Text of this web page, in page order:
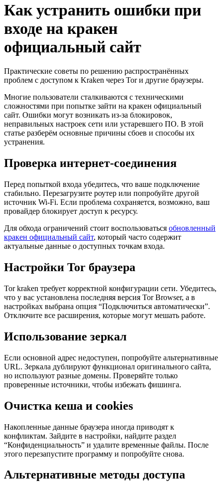
Как устранить ошибки при
входе на кракен
официальный сайт
Практические советы по решению распространённых
проблем с доступом к Kraken через Tor и другие браузеры.
Многие пользователи сталкиваются с техническими
сложностями при попытке зайти на кракен официальный
сайт. Ошибки могут возникать из-за блокировок,
неправильных настроек сети или устаревшего ПО. В этой
статье разберём основные причины сбоев и способы их
устранения.
Проверка интернет-соединения
Перед попыткой входа убедитесь, что ваше подключение
стабильно. Перезагрузите роутер или попробуйте другой
источник Wi-Fi. Если проблема сохраняется, возможно, ваш
провайдер блокирует доступ к ресурсу.
Для обхода ограничений стоит воспользоваться обновленный
кракен официальный сайт, который часто содержит
актуальные данные о доступных точкам входа.
Настройки Tor браузера
Tor kraken требует корректной конфигурации сети. Убедитесь,
что у вас установлена последняя версия Tor Browser, а в
настройках выбрана опция “Подключиться автоматически”.
Отключите все расширения, которые могут мешать работе.
Использование зеркал
Если основной адрес недоступен, попробуйте альтернативные
URL. Зеркала дублируют функционал оригинального сайта,
но используют разные домены. Проверяйте только
проверенные источники, чтобы избежать фишинга.
Очистка кеша и cookies
Накопленные данные браузера иногда приводят к
конфликтам. Зайдите в настройки, найдите раздел
“Конфиденциальность” и удалите временные файлы. После
этого перезапустите программу и попробуйте снова.
Альтернативные методы доступа